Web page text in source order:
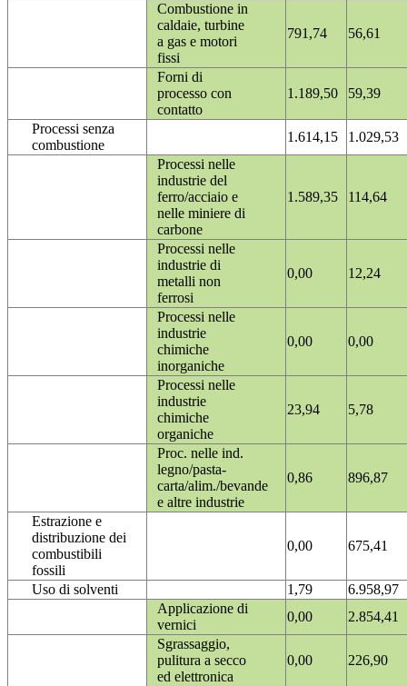
Combustione in
caldaie, turbine
a gas e motori
fissi
791,74 56,61
Forni di
processo con
contatto
1.189,50 59,39
Processi senza
combustione
1.614,15
1.029,53
Processi nelle
industrie del
ferro/acciaio e
nelle miniere di
carbone
1.589,35 114,64
Processi nelle
industrie di
metalli non
ferrosi
0,00 12,24
Processi nelle
industrie
chimiche
inorganiche
0,00 0,00
Processi nelle
industrie
chimiche
organiche
23,94 5,78
Proc. nelle ind.
legno/pasta-
carta/alim./bevande
e altre industrie
0,86 896,87
Estrazione e
distribuzione dei
combustibili
fossili
0,00 675,41
Uso di solventi 1,79
6.958,97
Applicazione di
vernici
0,00
2.854,41
Sgrassaggio,
pulitura a secco
ed elettronica
0,00 226,90